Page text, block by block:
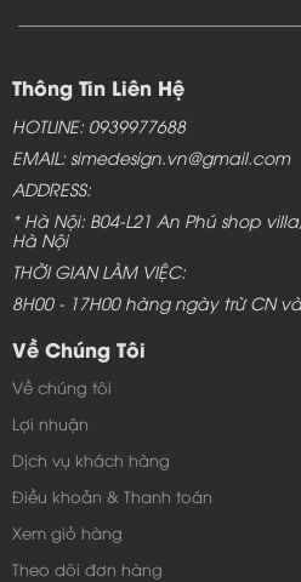
Thông Tin Liên Hệ
HOTLINE: 0939977688
EMAIL: simedesign.vn@gmail.com
ADDRESS:
* Hà Nội: B04-L21 An Phú shop
Hà Nội
THỜI GIAN LÀM VIỆC:
8H00 - 17H00 hàng ngày trừ CN
Về Chúng Tôi
Về chúng tôi
Lợi nhuận
Dịch vụ khách hàng
Điều khoản & Thanh toán
Xem giỏ hàng
Theo dõi đơn hàng